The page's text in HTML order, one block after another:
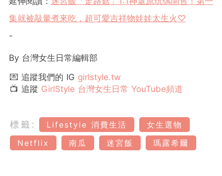
集就被敲暈煮來吃，超可愛吉祥物娃娃太生火♡
-
By 台灣女生日常編輯部
💌 追蹤我們的 IG girlstyle.tw
📺 追蹤 GirlStyle 台灣女生日常 YouTube頻道
標籤: Lifestyle 消費生活
女生選物
Netflix
南瓜 迷宮飯 瑪露希爾